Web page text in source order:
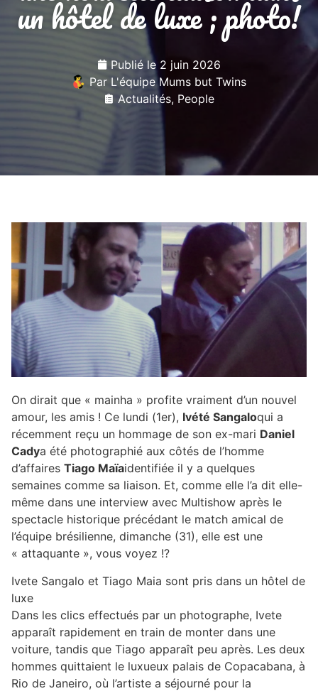
un hôtel de luxe ; photo!
Publié le 2 juin 2026
Par L'équipe Mums but Twins
Actualités, People
On dirait que « mainha » profite vraiment d’un nouvel
amour, les amis ! Ce lundi (1er), Ivété Sangaloqui a
récemment reçu un hommage de son ex-mari Daniel
Cadya été photographié aux côtés de l’homme
d’affaires Tiago Maïaidentifiée il y a quelques
semaines comme sa liaison. Et, comme elle l’a dit elle-
même dans une interview avec Multishow après le
spectacle historique précédant le match amical de
l’équipe brésilienne, dimanche (31), elle est une
« attaquante », vous voyez !?
Ivete Sangalo et Tiago Maia sont pris dans un hôtel de
luxe
Dans les clics effectués par un photographe, Ivete
apparaît rapidement en train de monter dans une
voiture, tandis que Tiago apparaît peu après. Les deux
hommes quittaient le luxueux palais de Copacabana, à
Rio de Janeiro, où l’artiste a séjourné pour la